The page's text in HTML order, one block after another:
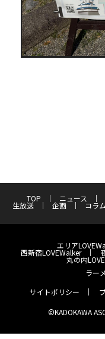
TOP ニュース
生放送 企画 コラム
エリア
西新宿LOVEWalker
丸の内
ラー
サイトポリシー
©KADOKAWA